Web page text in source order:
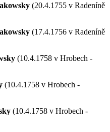
(20.4.1755 v Radeníně
(17.4.1756 v Radeníně
(10.4.1758 v Hrobech -
(10.4.1758 v Hrobech -
(10.4.1758 v Hrobech -